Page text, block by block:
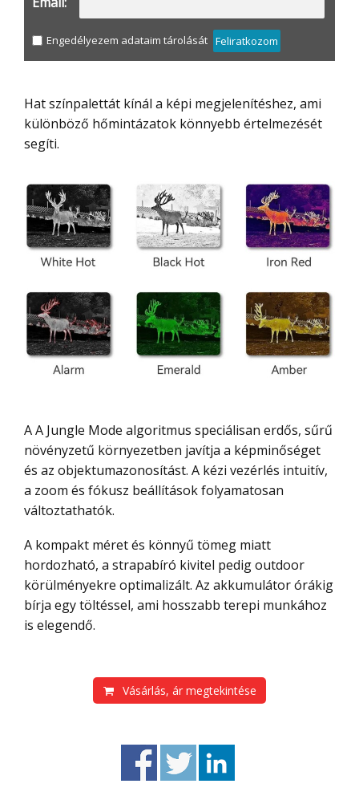
Engedélyezem adataim tárolását Feliratkozom
Hat színpalettát kínál a képi megjelenítéshez, ami
különböző hőmintázatok könnyebb értelmezését
segíti.
A A Jungle Mode algoritmus speciálisan erdős, sűrű
növényzetű környezetben javítja a képminőséget
és az objektumazonosítást. A kézi vezérlés intuitív,
a zoom és fókusz beállítások folyamatosan
változtathatók.
A kompakt méret és könnyű tömeg miatt
hordozható, a strapabíró kivitel pedig outdoor
körülményekre optimalizált. Az akkumulátor órákig
bírja egy töltéssel, ami hosszabb terepi munkához
is elegendő.
Vásárlás, ár megtekintése